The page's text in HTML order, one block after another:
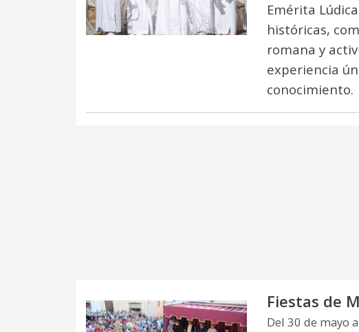
Emérita
históricas,
romana y
experiencia
conocimiento.
Fiestas de
Del 30 de mayo